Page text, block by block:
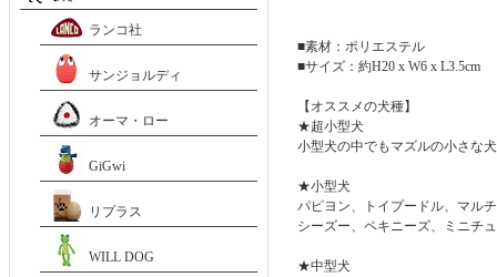
■素材：ポリエステル
■サイズ：約H20 x W6 x L3.5cm
【オススメの犬種】
★超小型犬
小型犬の中でもマズルの小さな
★小型犬
パピヨン、トイプードル、マル
シーズー、ペキニーズ、ミニチ
★中型犬
ランコ社
サンジョルディ
オーマ・ロー
GiGwi
リプラス
WILL DOG